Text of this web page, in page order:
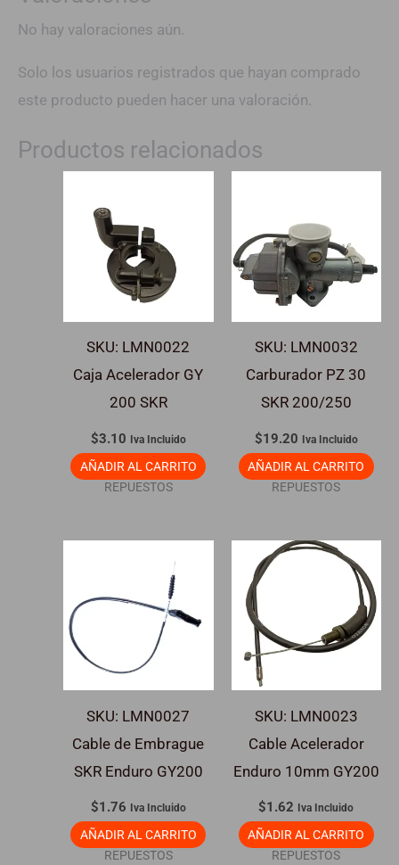
No hay valoraciones aún.
Solo los usuarios registrados que hayan comprado
este producto pueden hacer una valoración.
Productos relacionados
SKU: LMN0022
Caja Acelerador GY
200 SKR
$3.10 Iva Incluido
AÑADIR AL CARRITO
REPUESTOS
SKU: LMN0032
Carburador PZ 30
SKR 200/250
$19.20 Iva Incluido
AÑADIR AL CARRITO
REPUESTOS
SKU: LMN0027
Cable de Embrague
SKR Enduro GY200
$1.76 Iva Incluido
AÑADIR AL CARRITO
REPUESTOS
SKU: LMN0023
Cable Acelerador
Enduro 10mm GY200
$1.62 Iva Incluido
AÑADIR AL CARRITO
REPUESTOS